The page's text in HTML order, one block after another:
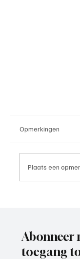
Opmerkingen
Plaats een
Abonneer
toegang